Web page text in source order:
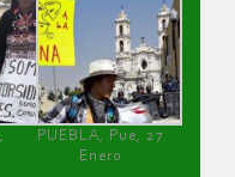
PUEBLA, Pue, 27
Enero